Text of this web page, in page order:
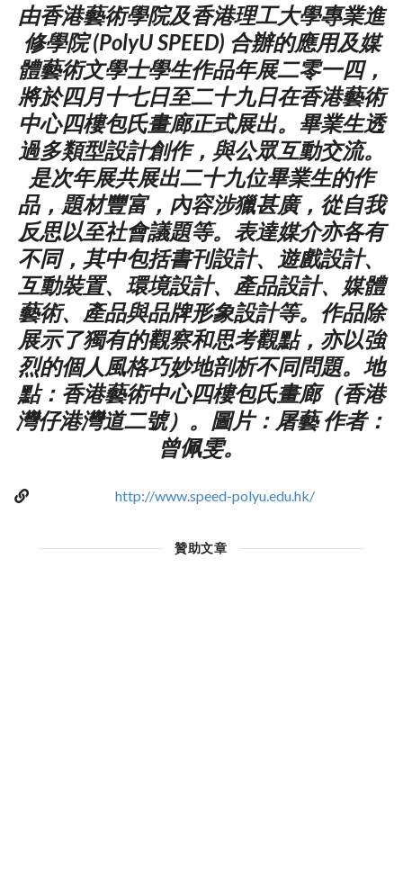
由香港藝術學院及香港理工大學專業進
修學院 (PolyU SPEED) 合辦的應用及媒
體藝術文學士學生作品年展二零一四，
將於四月十七日至二十九日在香港藝術
中心四樓包氏畫廊正式展出。畢業生透
過多類型設計創作，與公眾互動交流。
是次年展共展出二十九位畢業生的作
品，題材豐富，內容涉獵甚廣，從自我
反思以至社會議題等。表達媒介亦各有
不同，其中包括書刊設計、遊戲設計、
互動裝置、環境設計、產品設計、媒體
藝術、產品與品牌形象設計等。作品除
展示了獨有的觀察和思考觀點，亦以強
烈的個人風格巧妙地剖析不同問題。地
點：香港藝術中心四樓包氏畫廊（香港
灣仔港灣道二號）。圖片：屠藝 作者：
曾佩雯。
http://www.speed-polyu.edu.hk/
贊助文章